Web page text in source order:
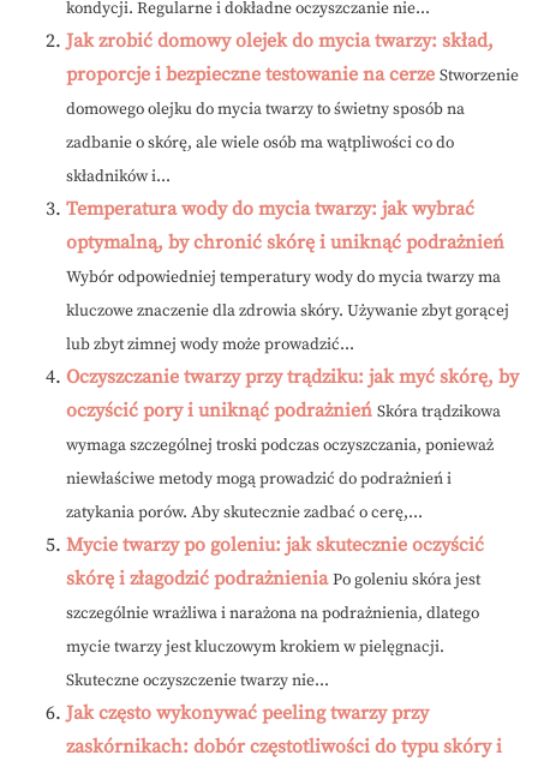
kondycji. Regularne i dokładne oczyszczanie nie...
Jak zrobić domowy olejek do mycia twarzy: skład,
proporcje i bezpieczne testowanie na cerze Stworzenie
domowego olejku do mycia twarzy to świetny sposób na
zadbanie o skórę, ale wiele osób ma wątpliwości co do
składników i...
Temperatura wody do mycia twarzy: jak wybrać
optymalną, by chronić skórę i uniknąć podrażnień
Wybór odpowiedniej temperatury wody do mycia twarzy ma
kluczowe znaczenie dla zdrowia skóry. Używanie zbyt gorącej
lub zbyt zimnej wody może prowadzić...
Oczyszczanie twarzy przy trądziku: jak myć skórę, by
oczyścić pory i uniknąć podrażnień Skóra trądzikowa
wymaga szczególnej troski podczas oczyszczania, ponieważ
niewłaściwe metody mogą prowadzić do podrażnień i
zatykania porów. Aby skutecznie zadbać o cerę,...
Mycie twarzy po goleniu: jak skutecznie oczyścić
skórę i złagodzić podrażnienia Po goleniu skóra jest
szczególnie wrażliwa i narażona na podrażnienia, dlatego
mycie twarzy jest kluczowym krokiem w pielęgnacji.
Skuteczne oczyszczenie twarzy nie...
Jak często wykonywać peeling twarzy przy
zaskórnikach: dobór częstotliwości do typu skóry i